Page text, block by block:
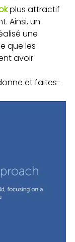
plus attractif
Ainsi, un
une
que les
avoir
et faites-